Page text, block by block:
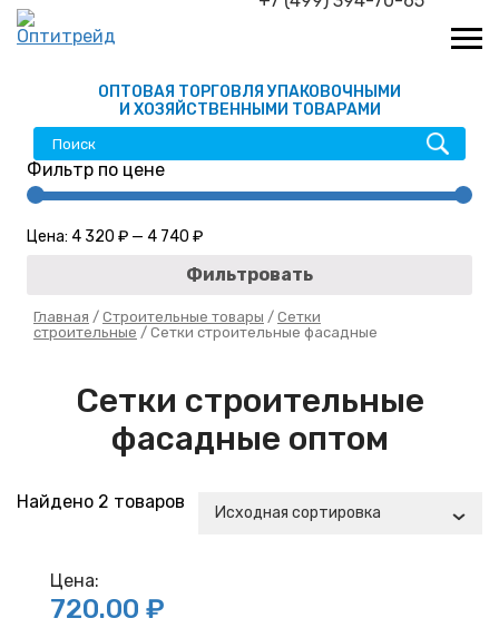
ОПТОВАЯ ТОРГОВЛЯ УПАКОВОЧНЫМИ
И ХОЗЯЙСТВЕННЫМИ ТОВАРАМИ
Фильтр по цене
Фильтровать
Цена: 4 320 ₽ — 4 740 ₽
Главная / Строительные товары / Сетки
строительные / Сетки строительные фасадные
Сетки строительные
фасадные оптом
Найдено 2 товаров
Исходная сортировка
Цена:
720.00 ₽